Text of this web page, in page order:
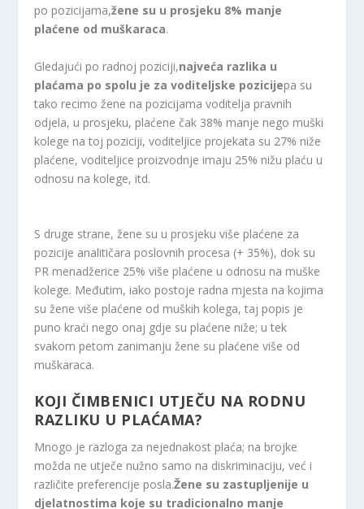
po pozicijama,žene su u prosjeku 8% manje
plaćene od muškaraca.
Gledajući po radnoj poziciji,najveća razlika u
plaćama po spolu je za voditeljske pozicijepa su
tako recimo žene na pozicijama voditelja pravnih
odjela, u prosjeku, plaćene čak 38% manje nego muški
kolege na toj poziciji, voditeljice projekata su 27% niže
plaćene, voditeljice proizvodnje imaju 25% nižu plaću u
odnosu na kolege, itd.
S druge strane, žene su u prosjeku više plaćene za
pozicije analitičara poslovnih procesa (+ 35%), dok su
PR menadžerice 25% više plaćene u odnosu na muške
kolege. Međutim, iako postoje radna mjesta na kojima
su žene više plaćene od muških kolega, taj popis je
puno kraći nego onaj gdje su plaćene niže; u tek
svakom petom zanimanju žene su plaćene više od
muškaraca.
KOJI ČIMBENICI UTJEČU NA RODNU
RAZLIKU U PLAĆAMA?
Mnogo je razloga za nejednakost plaća; na brojke
možda ne utječe nužno samo na diskriminaciju, već i
različite preferencije posla.Žene su zastupljenije u
djelatnostima koje su tradicionalno manje